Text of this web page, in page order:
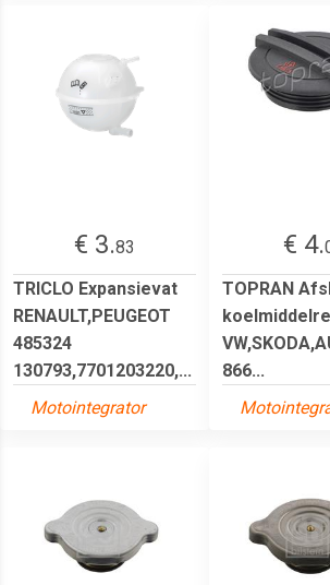
€ 3.83
TRICLO Expansievat
RENAULT,PEUGEOT
485324
130793,7701203220,...
Motointegrator
€ 4.
TOPRAN
866...